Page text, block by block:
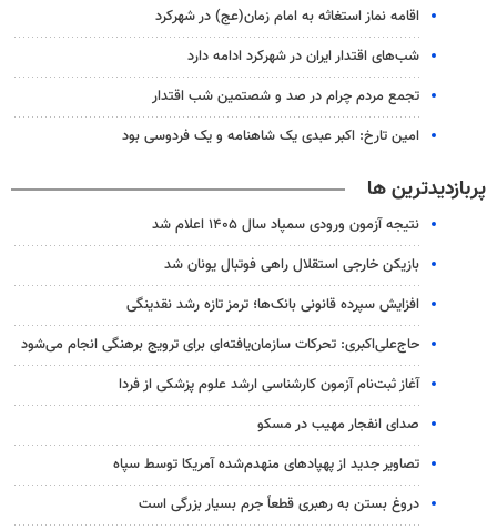
اقامه نماز استغاثه به امام زمان(عج) در شهرکرد
شب‌های اقتدار ایران در شهرکرد ادامه دارد
تجمع مردم چرام در صد و شصتمین شب اقتدار
امین تارخ: اکبر عبدی یک شاهنامه و یک فردوسی بود
پربازدیدترین ها
نتیجه آزمون ورودی سمپاد سال ۱۴۰۵ اعلام شد
بازیکن خارجی استقلال راهی فوتبال یونان شد
افزایش سپرده قانونی بانک‌ها؛ ترمز تازه رشد نقدینگی
حاج‌علی‌اکبری: تحرکات سازمان‌یافته‌ای برای ترویج برهنگی انجام می‌شود
آغاز ثبت‌نام‌ آزمون کارشناسی ارشد علوم پزشکی از فردا
صدای انفجار مهیب در مسکو
تصاویر جدید از پهپادهای منهدم‌شده آمریکا توسط سپاه
دروغ بستن به رهبری قطعاً جرم بسیار بزرگی است